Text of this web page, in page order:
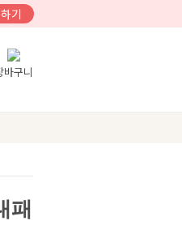
기
바구니
패